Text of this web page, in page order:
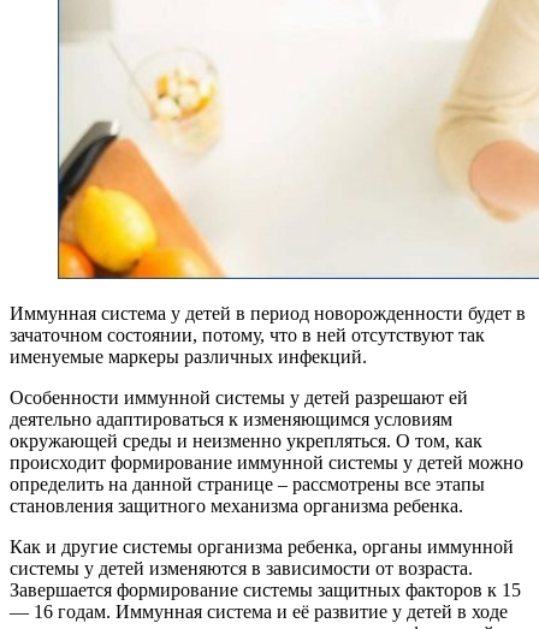
Иммунная система у детей в период новорожденности будет в
зачаточном состоянии, потому, что в ней отсутствуют так
именуемые маркеры различных инфекций.
Особенности иммунной системы у детей разрешают ей
деятельно адаптироваться к изменяющимся условиям
окружающей среды и неизменно укрепляться. О том, как
происходит формирование иммунной системы у детей можно
определить на данной странице – рассмотрены все этапы
становления защитного механизма организма ребенка.
Как и другие системы организма ребенка, органы иммунной
системы у детей изменяются в зависимости от возраста.
Завершается формирование системы защитных факторов к 15
— 16 годам. Иммунная система и её развитие у детей в ходе